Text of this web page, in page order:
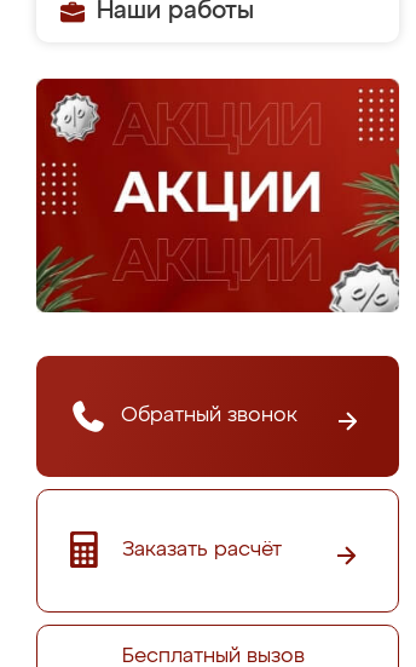
Наши работы
Обратный звонок
Заказать расчёт
Бесплатный вызов